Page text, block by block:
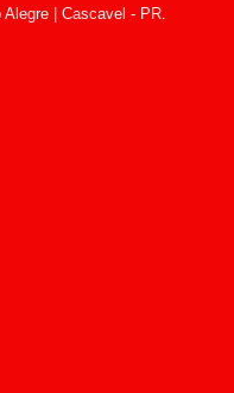
| Cascavel - PR.